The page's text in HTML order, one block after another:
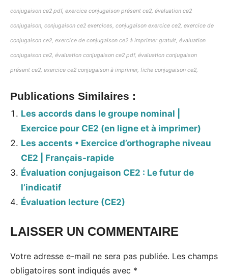
conjugaison ce2 pdf, exercice conjugaison présent ce2, évaluation ce2
conjugaison, conjugaison ce2 exercices, conjugaison exercice ce2, exercice de
conjugaison ce2, exercice de conjugaison ce2 à imprimer gratuit, évaluation
conjugaison ce2, évaluation conjugaison ce2 pdf, évaluation conjugaison
présent ce2, exercice ce2 conjugaison à imprimer, fiche conjugaison ce2,
Publications Similaires :
Les accords dans le groupe nominal |
Exercice pour CE2 (en ligne et à imprimer)
Les accents • Exercice d’orthographe niveau
CE2 | Français-rapide
Évaluation conjugaison CE2 : Le futur de
l’indicatif
Évaluation lecture (CE2)
LAISSER UN COMMENTAIRE
Votre adresse e-mail ne sera pas publiée. Les champs
obligatoires sont indiqués avec *